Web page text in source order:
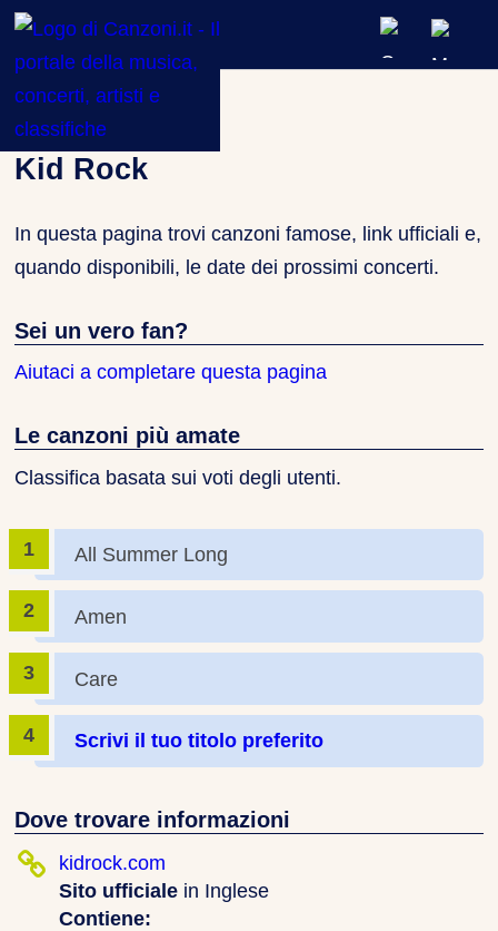
ARTISTI & BAND
CLASSIFICHE MUSICALI
Artisti» Kid Rock
Kid Rock
In questa pagina trovi canzoni famose, link ufficiali e,
quando disponibili, le date dei prossimi concerti.
Sei un vero fan?
Aiutaci a completare questa pagina
Le canzoni più amate
Classifica basata sui voti degli utenti.
All Summer Long
Amen
Care
Scrivi il tuo titolo preferito
Dove trovare informazioni
kidrock.com
Sito ufficiale in Inglese
Contiene: